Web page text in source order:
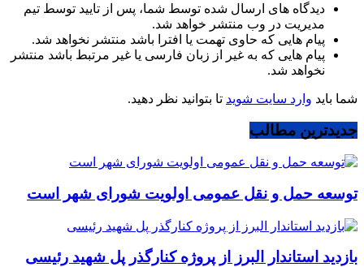
دیدگاه های ارسال شده توسط شما، پس از تایید توسط تیم
مدیریت در وب منتشر خواهد شد.
پیام هایی که حاوی تهمت یا افترا باشد منتشر نخواهد شد.
پیام هایی که به غیر از زبان فارسی یا غیر مرتبط باشد منتشر
نخواهد شد.
شما باید وارد سایت شوید تا بتوانید نظر دهید.
جدیدترین مطالب
توسعه حمل و نقل عمومی اولویت شورای شهر است
بازدید استاندار البرز از پروژه کنارگذر پل شهید رئیسی